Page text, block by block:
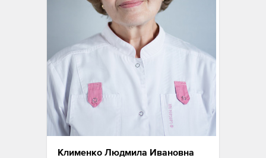
Клименко Людмила Ивановна